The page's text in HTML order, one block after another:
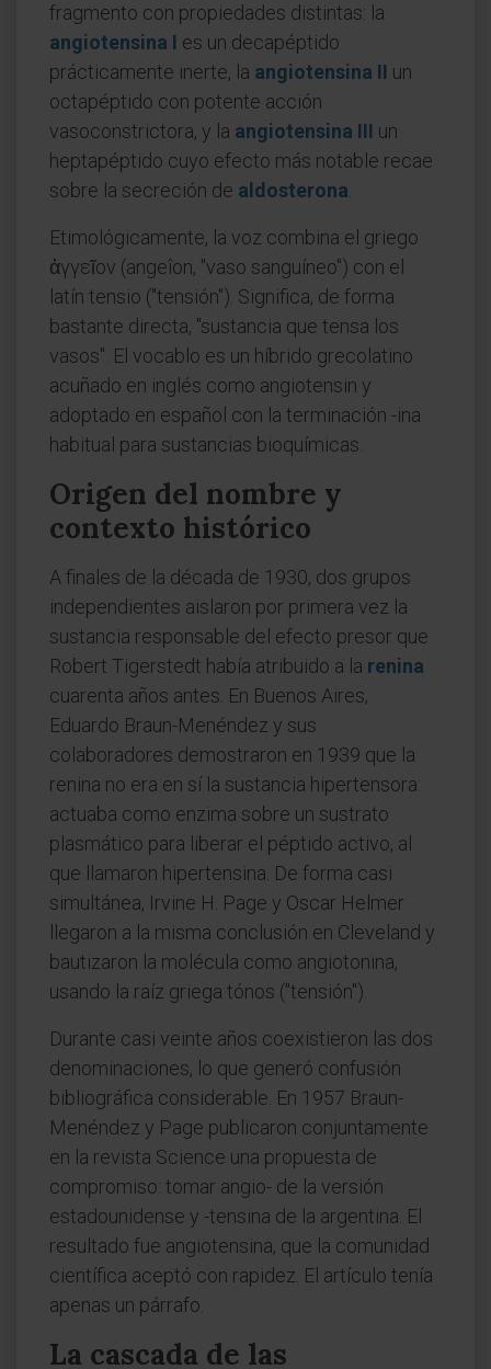
fragmento con propiedades distintas: la
angiotensina I es un decapéptido
prácticamente inerte, la angiotensina II un
octapéptido con potente acción
vasoconstrictora, y la angiotensina III un
heptapéptido cuyo efecto más notable recae
sobre la secreción de aldosterona
Etimológicamente, la voz combina el griego
ἀγγεῖον (angeîon, "vaso sanguíneo") con el
latín tensio ("tensión"). Significa, de forma
bastante directa, "sustancia que tensa los
vasos". El vocablo es un híbrido grecolatino
acuñado en inglés como angiotensin y
adoptado en español con la terminación -ina
habitual para sustancias bioquímicas.
Origen del nombre y
contexto histórico
A finales de la década de 1930, dos grupos
independientes aislaron por primera vez la
sustancia responsable del efecto presor que
Robert Tigerstedt había atribuido a la renina
cuarenta años antes. En Buenos Aires,
Eduardo Braun-Menéndez y sus
colaboradores demostraron en 1939 que la
renina no era en sí la sustancia hipertensora:
actuaba como enzima sobre un sustrato
plasmático para liberar el péptido activo, al
que llamaron hipertensina. De forma casi
simultánea, Irvine H. Page y Oscar Helmer
llegaron a la misma conclusión en Cleveland y
bautizaron la molécula como angiotonina,
usando la raíz griega tónos ("tensión").
Durante casi veinte años coexistieron las dos
denominaciones, lo que generó confusión
bibliográfica considerable. En 1957 Braun-
Menéndez y Page publicaron conjuntamente
en la revista Science una propuesta de
compromiso: tomar angio- de la versión
estadounidense y -tensina de la argentina. El
resultado fue angiotensina, que la comunidad
científica aceptó con rapidez. El artículo tenía
apenas un párrafo.
La cascada de las